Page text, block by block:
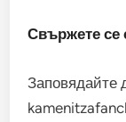
Свържете се
Заповядайте